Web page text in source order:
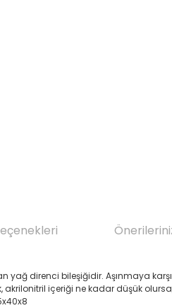
direnci bileşiğidir. Aşınmaya
içeriği ne kadar düşük